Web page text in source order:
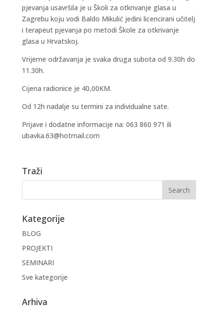
pjevanja usavršila je u Školi za otkrivanje glasa u
Zagrebu koju vodi Baldo Mikulić jedini licencirani učitelj
i terapeut pjevanja po metodi Škole za otkrivanje
glasa u Hrvatskoj.
Vrijeme održavanja je svaka druga subota od 9.30h do
11.30h.
Cijena radionice je 40,00KM.
Od 12h nadalje su termini za individualne sate.
Prijave i dodatne informacije na: 063 860 971 ili
ubavka.63@hotmail.com
Traži
Kategorije
BLOG
PROJEKTI
SEMINARI
Sve kategorije
Arhiva